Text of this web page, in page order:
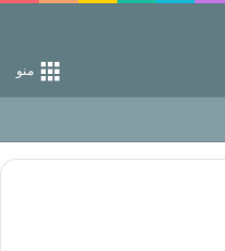
منو
از راه خداست‌!